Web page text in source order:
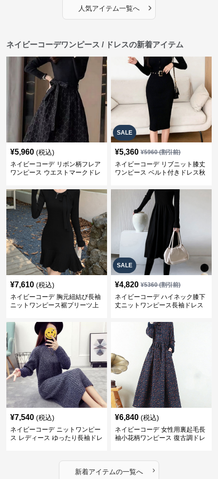
人気アイテム一覧へ ›
ネイビーコーデワンピース / ドレスの新着アイテム
¥5,960 (税込)
ネイビーコーデ リボン柄フレア
ワンピース ウエストマークドレ
SALE
¥5,360 ¥5960(割引前)
ネイビーコーデ リブニット膝丈
ワンピース ベルト付きドレス秋
¥7,610 (税込)
ネイビーコーデ 胸元紐結び長袖
ニットワンピース裾プリーツ上
SALE
¥4,820 ¥5360(割引前)
ネイビーコーデ ハイネック膝下
丈ニットワンピース長袖ドレス
¥7,540 (税込)
ネイビーコーデ ニットワンピー
ス レディース ゆったり長袖ドレ
¥6,840 (税込)
ネイビーコーデ 女性用裏起毛長
袖小花柄ワンピース 復古調ドレ
新着アイテムの一覧へ ›